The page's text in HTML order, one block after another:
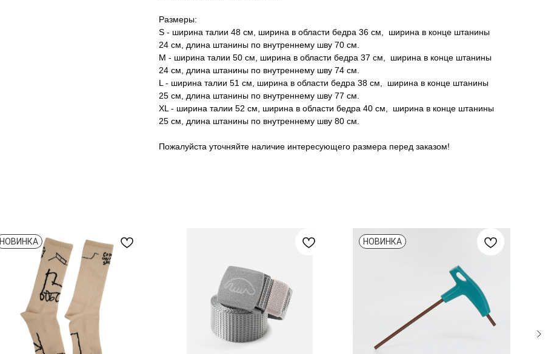
Размеры:
S - ширина талии 48 см, ширина в области бедра 36 см, ширина в конце штанины
24 см, длина штанины по внутреннему шву 70 см.
M - ширина талии 50 см, ширина в области бедра 37 см, ширина в конце штанины
24 см, длина штанины по внутреннему шву 74 см.
L - ширина талии 51 см, ширина в области бедра 38 см, ширина в конце штанины
25 см, длина штанины по внутреннему шву 77 см.
XL - ширина талии 52 см, ширина в области бедра 40 см, ширина в конце штанины
25 см, длина штанины по внутреннему шву 80 см.
Пожалуйста уточняйте наличие интересующего размера перед заказом!
НОВИНКА НОВИНКА